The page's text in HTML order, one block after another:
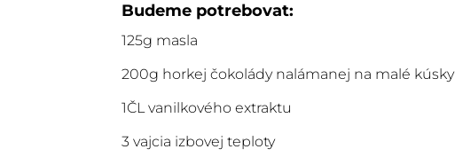
Budeme potrebovat:
125g masla
200g horkej čokolády nalámanej na malé kúsky
1ČL vanilkového extraktu
3 vajcia izbovej teploty